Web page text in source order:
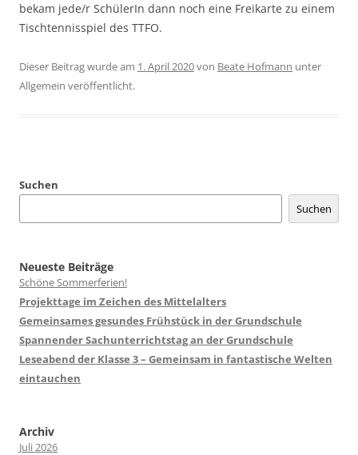
bekam jede/r SchülerIn dann noch eine Freikarte zu einem
Tischtennisspiel des TTFO.
Dieser Beitrag wurde am 1. April 2020von Beate Hofmann unter
Allgemein veröffentlicht.
Suchen
Suchen
Neueste Beiträge
Schöne Sommerferien!
Projekttage im Zeichen des Mittelalters
Gemeinsames gesundes Frühstück in der Grundschule
Spannender Sachunterrichtstag an der Grundschule
Leseabend der Klasse 3 – Gemeinsam in fantastische Welten
eintauchen
Archiv
Juli 2026